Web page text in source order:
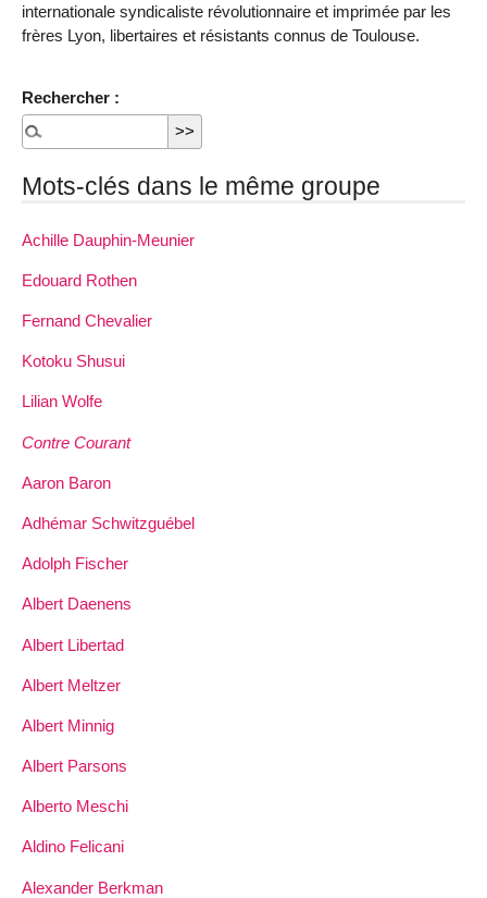
internationale syndicaliste révolutionnaire et imprimée par les
frères Lyon, libertaires et résistants connus de Toulouse.
Rechercher :
Mots-clés dans le même groupe
Achille Dauphin­-Meunier
Edouard Rothen
Fernand Chevalier
Kotoku Shusui
Lilian Wolfe
Contre Courant
Aaron Baron
Adhémar Schwitzguébel
Adolph Fischer
Albert Daenens
Albert Libertad
Albert Meltzer
Albert Minnig
Albert Parsons
Alberto Meschi
Aldino Felicani
Alexander Berkman